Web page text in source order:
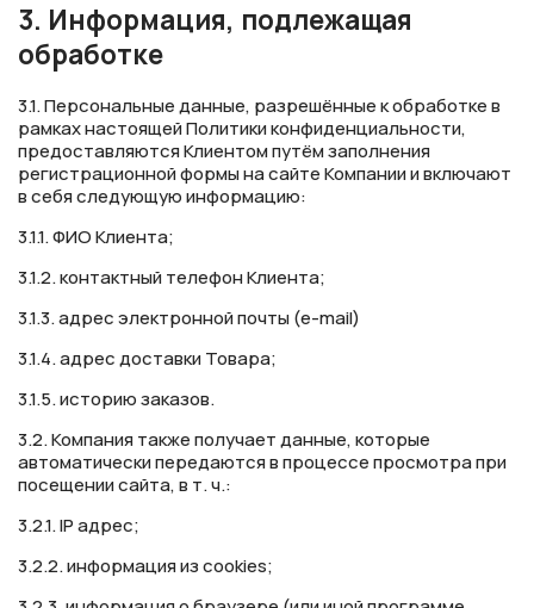
3. Информация, подлежащая
обработке
3.1. Персональные данные, разрешённые к обработке в
рамках настоящей Политики конфиденциальности,
предоставляются Клиентом путём заполнения
регистрационной формы на сайте Компании и включают
в себя следующую информацию:
3.1.1. ФИО Клиента;
3.1.2. контактный телефон Клиента;
3.1.3. адрес электронной почты (e-mail)
3.1.4. адрес доставки Товара;
3.1.5. историю заказов.
3.2. Компания также получает данные, которые
автоматически передаются в процессе просмотра при
посещении сайта, в т. ч.:
3.2.1. IP адрес;
3.2.2. информация из cookies;